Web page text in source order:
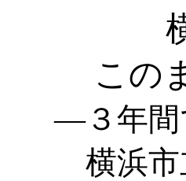
この
―３年間
横浜